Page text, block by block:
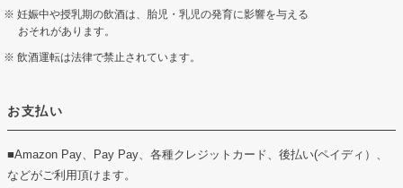
妊娠中や授乳期の飲酒は、胎児・乳児の発育に影響を与える
おそれがあります。
飲酒運転は法律で禁止されています。
お支払い
■Amazon Pay、Pay Pay、各種クレジットカード、後払い(ペイディ）、
などがご利用頂けます。